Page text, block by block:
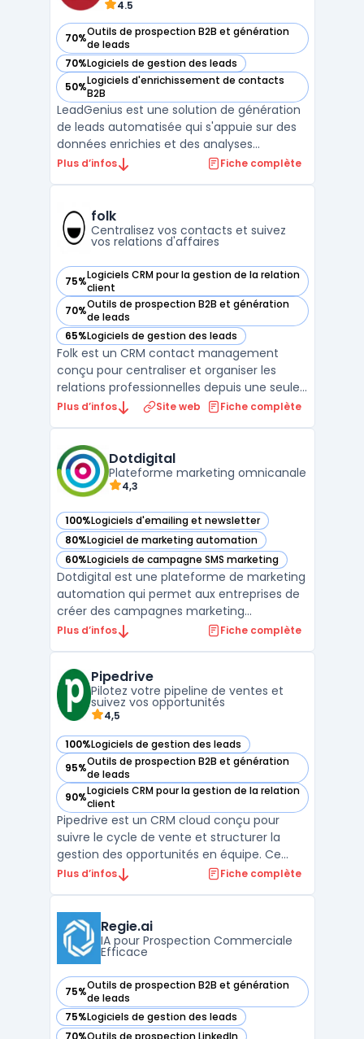
4.5
70%Outils de prospection B2B et génération
de leads
— voir LeadGenius dans cette catégorie
70%Logiciels de gestion des leads
— voir LeadGenius dans cette catégorie
50%Logiciels d'enrichissement de contacts
B2B
— voir LeadGenius dans cette catégorie
LeadGenius est une solution de génération
de leads automatisée qui s'appuie sur des
données enrichies et des analyses
avancées pour améliorer les processus de
données précises et actualisées sur les
prospects, ce qu ...
Plus d’infos Fiche complète
folk
Centralisez vos contacts et suivez
vos relations d'affaires
75%Logiciels CRM pour la gestion de la relation
client
— voir folk dans cette catégorie
70%Outils de prospection B2B et génération
de leads
— voir folk dans cette catégorie
65%Logiciels de gestion des leads
— voir folk dans cette catégorie
Folk est un CRM contact management
conçu pour centraliser et organiser les
relations professionnelles depuis une seule
interface. Destiné aux équipes de petite
travailleurs indépendants ou responsables
partenariat ...
Plus d’infos Site web Fiche complète
Dotdigital
Plateforme marketing omnicanale
4,3
100%Logiciels d'emailing et newsletter
— voir Dotdigital dans cette catégorie
80%Logiciel de marketing automation
— voir Dotdigital dans cette catégorie
60%Logiciels de campagne SMS marketing
— voir Dotdigital dans cette catégorie
Dotdigital est une plateforme de marketing
automation qui permet aux entreprises de
créer des campagnes marketing
personnalisées et hautement ciblées. Avec
intégrés, Dotdigital offre une solution de
marketing to ...
Plus d’infos Fiche complète
Pipedrive
Pilotez votre pipeline de ventes et
suivez vos opportunités
4,5
100%Logiciels de gestion des leads
— voir Pipedrive dans cette catégorie
95%Outils de prospection B2B et génération
de leads
— voir Pipedrive dans cette catégorie
90%Logiciels CRM pour la gestion de la relation
client
— voir Pipedrive dans cette catégorie
Pipedrive est un CRM cloud conçu pour
suivre le cycle de vente et structurer la
gestion des opportunités en équipe. Ce
logiciel cible les équipes commerciales des
processus de relation client. L’enjeu
principal est ...
Plus d’infos Fiche complète
Regie.ai
IA pour Prospection Commerciale
Efficace
75%Outils de prospection B2B et génération
de leads
— voir Regie.ai dans cette catégorie
75%Logiciels de gestion des leads
— voir Regie.ai dans cette catégorie
70%Outils de prospection LinkedIn